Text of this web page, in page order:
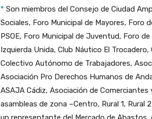
* Son miembros del Consejo de Ciudad
Sociales, Foro Municipal de Mayores, Foro
PSOE, Foro Municipal de Juventud, Foro
Izquierda Unida, Club Náutico El
Colectivo Autónomo de Trabajadores,
Asociación Pro Derechos Humanos de
ASAJA Cádiz, Asociación de
asambleas de zona –Centro, Rural 1,